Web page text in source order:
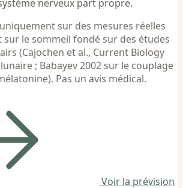
nerveux part propre.
sur des mesures réelles
sur le sommeil fondé sur des études
(Cajochen et al., Current Biology
; Babayev 2002 sur le couplage
Pas un avis médical.
Voir la prévision